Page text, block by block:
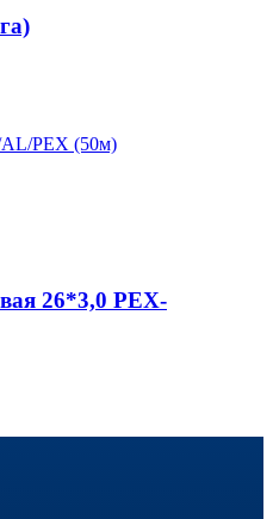
26*3,0 PEX-